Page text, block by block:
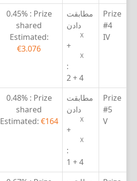
Prize
#4
IV
مطابقت
دادن
X
+
X
:
4 + 2
Prize :
0.45%
shared
Estimated:
€3.076
Prize
#5
V
مطابقت
دادن
X
+
X
:
4 + 1
Prize :
0.48%
shared
Estimated: €164